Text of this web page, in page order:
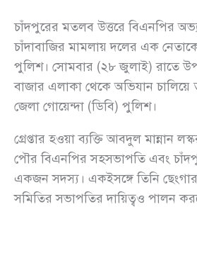
চাঁদপুরের মতলব উত্তরে বিএনপির
চাঁদাবাজির মামলায় দলের এক নেতাকে
পুলিশ। সোমবার (২৮ জুলাই) রাতে
বাজার এলাকা থেকে অভিযান
জেলা গোয়েন্দা (ডিবি) পুলিশ।
গ্রেপ্তার হওয়া ব্যক্তি আবদুল মান্নান
পৌর বিএনপির সহসভাপতি এবং
একজন সদস্য। একইসঙ্গে তিনি
সমিতির সভাপতির দায়িত্বও পালন